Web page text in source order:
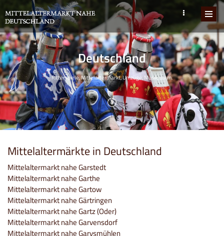
Deutschland
Ritterspiele, Mittelaltermarkt, Umzüge, Musik, u.v.m.
Mittelaltermärkte in Deutschland
Mittelaltermarkt nahe Garstedt
Mittelaltermarkt nahe Garthe
Mittelaltermarkt nahe Gartow
Mittelaltermarkt nahe Gärtringen
Mittelaltermarkt nahe Gartz (Oder)
Mittelaltermarkt nahe Garvensdorf
Mittelaltermarkt nahe Garvsmühlen